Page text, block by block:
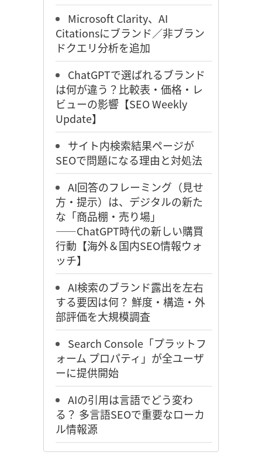
Microsoft Clarity、AI
Citationsにブランド／非ブラン
ドクエリ分析を追加
ChatGPTで選ばれるブランド
は何が違う？比較表・価格・レ
ビューの影響【SEO Weekly
Update】
サイト内検索結果ページが
SEOで問題になる理由と対処法
AI回答のフレーミング（見せ
方・提示）は、デジタルの新た
な「商品棚・売り場」
――ChatGPT時代の新しい購買
行動【海外＆国内SEO情報ウォ
ッチ】
AI検索のブランド露出を左右
する要因は何？ 鮮度・構造・外
部評価を大規模調査
Search Console「プラットフ
ォーム プロパティ」が全ユーザ
ーに提供開始
AIの引用は言語でどう変わ
る？ 多言語SEOで重要なローカ
ル情報源